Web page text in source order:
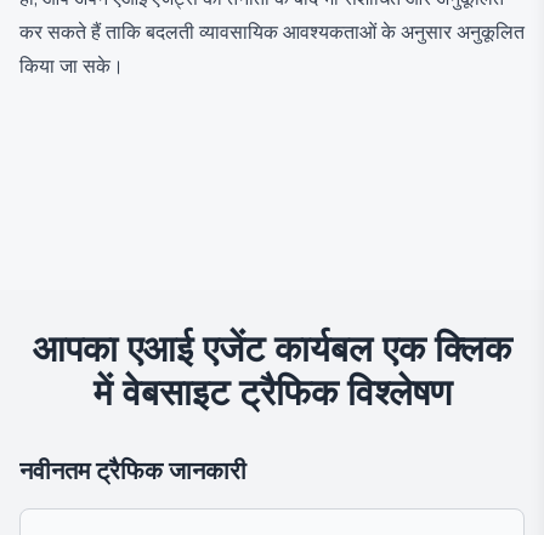
कर सकते हैं ताकि बदलती व्यावसायिक आवश्यकताओं के अनुसार अनुकूलित
किया जा सके।
आपका एआई एजेंट कार्यबल एक क्लिक
मेंवेबसाइट ट्रैफिक विश्लेषण
नवीनतम ट्रैफिक जानकारी